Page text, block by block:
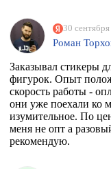
30 сентября
Роман
Заказывал стикеры
фигурок. Опыт
скорость работы -
они уже поехали ко
изумительное. По
меня не опт а
рекомендую.